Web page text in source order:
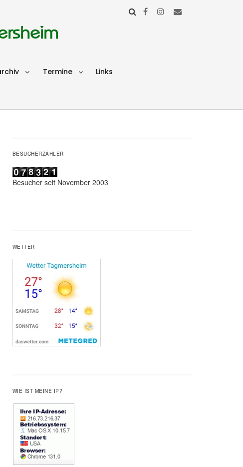
Termine Links
BESUCHERZÄHLER
Besucher seit November 2003
WETTER
WIE IST MEINE IP?